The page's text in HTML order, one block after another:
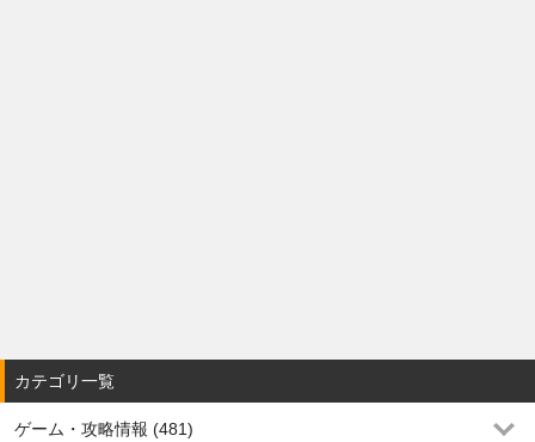
カテゴリ一覧
ゲーム・攻略情報 (481)